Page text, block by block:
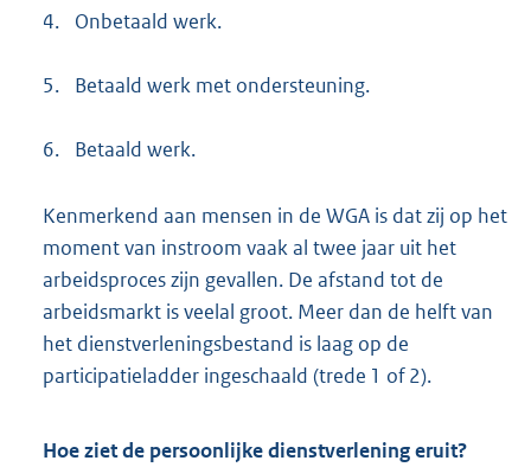
4. Onbetaald werk.
5. Betaald werk met ondersteuning.
6. Betaald werk.
Kenmerkend aan mensen in de WGA is dat zij op het
moment van instroom vaak al twee jaar uit het
arbeidsproces zijn gevallen. De afstand tot de
arbeidsmarkt is veelal groot. Meer dan de helft van
het dienstverleningsbestand is laag op de
participatieladder ingeschaald (trede 1 of 2).
Hoe ziet de persoonlijke dienstverlening eruit?